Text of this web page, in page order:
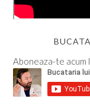
Aboneaza-te acum